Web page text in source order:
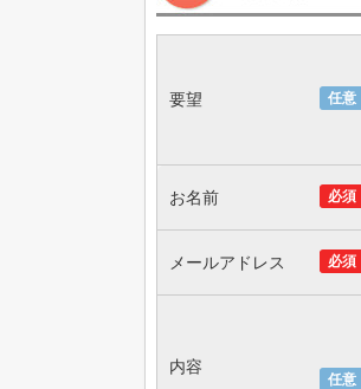
任意
要望
必須
お名前
必須
メールアドレス
任意
内容